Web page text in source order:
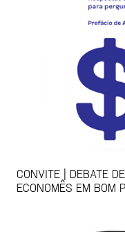
CONVITE | DEBATE
ECONOMÊS EM BOM